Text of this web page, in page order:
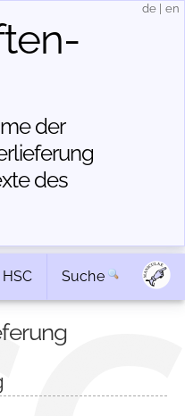
der
des
de en
HSC Suche